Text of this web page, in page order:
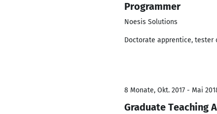
Programmer
Noesis Solutions
Doctorate apprentice, tester
8 Monate, Okt. 2017 - Mai
Graduate Teaching